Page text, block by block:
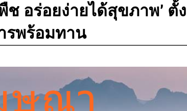
ช อร่อยง่ายได้สุขภาพ’ ตั้ง
รพร้อมทาน